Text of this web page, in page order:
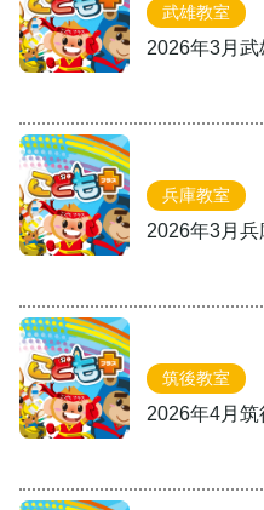
武雄教室
2026年3月武
兵庫教室
2026年3月兵
筑後教室
2026年4月筑